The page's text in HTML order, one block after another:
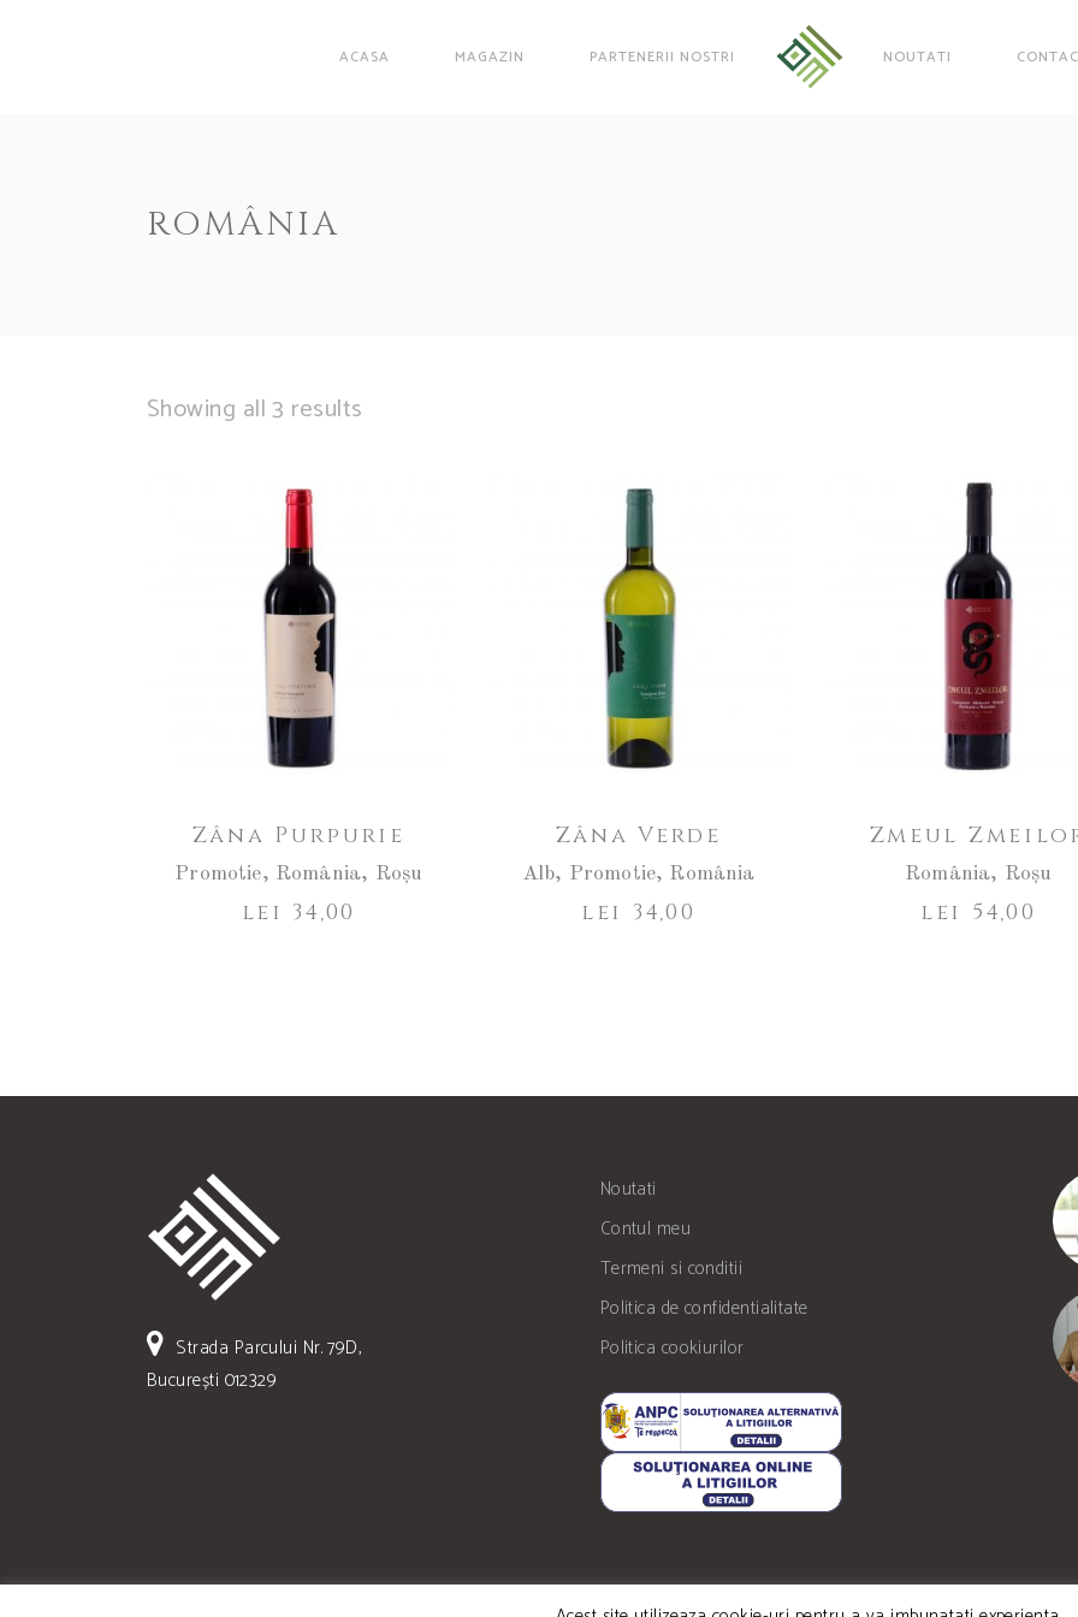
ACASA MAGAZIN PARTENERII NOSTRI NOUTATI
ROMÂNIA
Showing all 3 results
Zâna Purpurie
Promotie, România, Roșu
lei 34,00
Zâna Verde
Alb, Promotie, România
lei 34,00
Zmeul
România, Roșu
lei 54,00
Strada Parcului Nr. 79D,
București 012329
Noutati
Contul meu
Termeni si conditii
Politica de confidentialitate
Politica cookiurilor